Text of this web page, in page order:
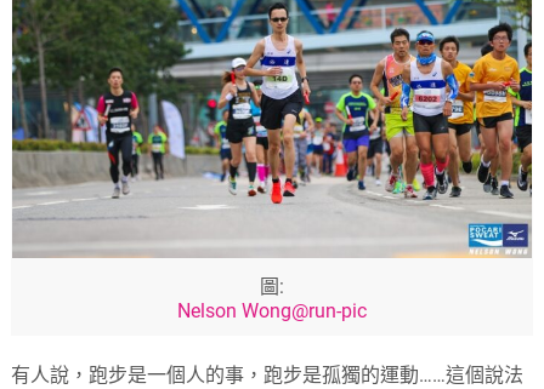
圖:
Nelson Wong@run-pic
有人說，跑步是一個人的事，跑步是孤獨的運動……這個說法